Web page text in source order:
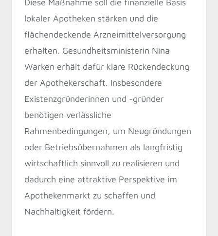
Diese Maßnahme soll die finanzielle Basis
lokaler Apotheken stärken und die
flächendeckende Arzneimittelversorgung
erhalten. Gesundheitsministerin Nina
Warken erhält dafür klare Rückendeckung
der Apothekerschaft. Insbesondere
Existenzgründerinnen und -gründer
benötigen verlässliche
Rahmenbedingungen, um Neugründungen
oder Betriebsübernahmen als langfristig
wirtschaftlich sinnvoll zu realisieren und
dadurch eine attraktive Perspektive im
Apothekenmarkt zu schaffen und
Nachhaltigkeit fördern.